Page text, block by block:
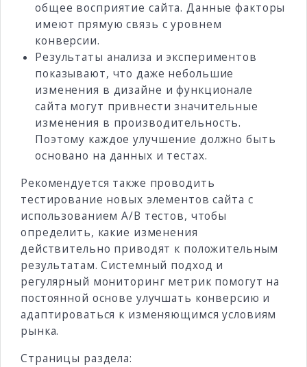
общее восприятие сайта. Данные факторы
имеют прямую связь с уровнем
конверсии.
Результаты анализа и экспериментов
показывают, что даже небольшие
изменения в дизайне и функционале
сайта могут привнести значительные
изменения в производительность.
Поэтому каждое улучшение должно быть
основано на данных и тестах.
Рекомендуется также проводить
тестирование новых элементов сайта с
использованием A/B тестов, чтобы
определить, какие изменения
действительно приводят к положительным
результатам. Системный подход и
регулярный мониторинг метрик помогут на
постоянной основе улучшать конверсию и
адаптироваться к изменяющимся условиям
рынка.
Страницы раздела: